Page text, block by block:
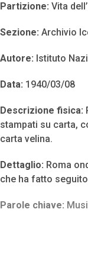
Partizione: Vita
Sezione: Archivio
Autore: Istituto
Data: 1940/03/08
Descrizione fisica:
stampati su carta,
carta velina.
Dettaglio: Roma
che ha fatto
Parole chiave: